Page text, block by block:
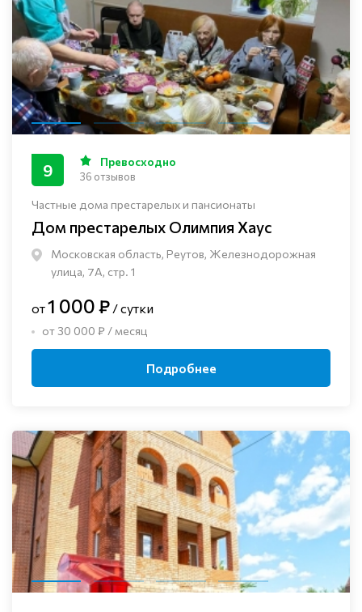
Частные дома престарелых и пансионаты
Дом престарелых Олимпия Хаус
Московская область, Реутов, Железнодорожная
улица, 7А, стр. 1
9 Превосходно
36 отзывов
от1 000 ₽ / сутки
от 30 000 ₽ / месяц
Подробнее